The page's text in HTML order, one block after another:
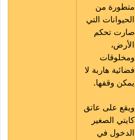
متطورة من
الحيوانات التي
صارت تحكم
الأرض،
ومخلوقات
فضائية هاربة لا
يمكن وقفها.
ويقع على عاتق
كايتي الصغير
الدخول في